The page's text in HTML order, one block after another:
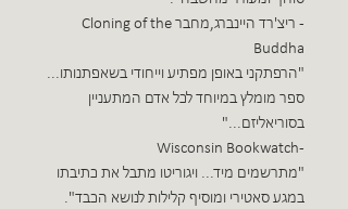
- ריצ'רד היינברג,מחבר Cloning of the
Buddha
"הרפתקני באופן מפתיע וייחודי בשאפתנותו...
ספר מומלץ במיוחד לכל אדם המתעניין
בסוריאליזם..."
- Wisconsin Bookwatch
"מתרשמים מיד... ויגוריטו מתבל את כתיבתו
במגע סאטירי ומוסיף קלילות לנושא הכבד".